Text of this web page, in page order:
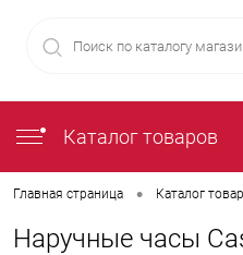
Каталог товаров
Главная страница • Каталог
Наручные часы